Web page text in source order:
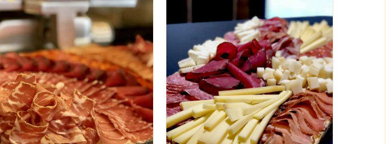
AJOUTER AU PANIER / APERÇU AJOUTER AU PANIER / APERÇU